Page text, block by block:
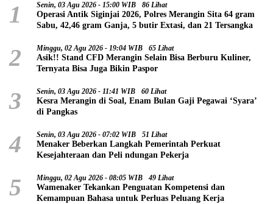
1 Senin, 03 Agu 2026 - 15:00 WIB 86 Lihat
Operasi Antik Siginjai 2026, Polres Merangin Sita 64 gram
Sabu, 42,46 gram Ganja, 5 butir Extasi, dan 21 Tersangka
2 Minggu, 02 Agu 2026 - 19:04 WIB 65 Lihat
Asik!! Stand CFD Merangin Selain Bisa Berburu Kuliner,
Ternyata Bisa Juga Bikin Paspor
3 Senin, 03 Agu 2026 - 11:41 WIB 60 Lihat
Kesra Merangin di Soal, Enam Bulan Gaji Pegawai ‘Syara’
di Pangkas
4 Senin, 03 Agu 2026 - 07:02 WIB 51 Lihat
Menaker Beberkan Langkah Pemerintah Perkuat
Kesejahteraan dan Peli ndungan Pekerja
5 Minggu, 02 Agu 2026 - 08:05 WIB 49 Lihat
Wamenaker Tekankan Penguatan Kompetensi dan
Kemampuan Bahasa untuk Perluas Peluang Kerja